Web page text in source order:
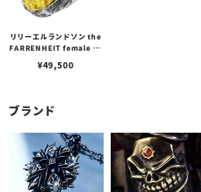
リリーエルランドソン the
FARRENHEIT female -G
トリング フィメール w/ゴ
¥49,500
ブランド